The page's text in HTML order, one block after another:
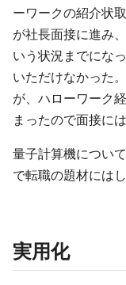
ーワークの紹介状
が社長面接に進み
いう状況までにな
いただけなかった
が、ハローワーク
まったので面接に
量子計算機につい
で転職の題材にはし
実用化